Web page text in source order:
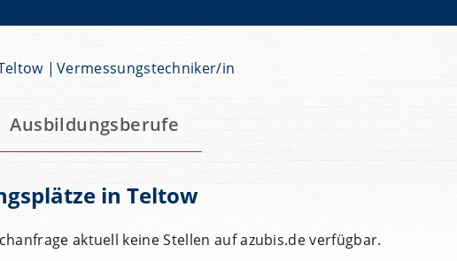
Vermessungstechniker/in
Ausbildungsberufe
in Teltow
aktuell keine Stellen auf azubis.de verfügbar.